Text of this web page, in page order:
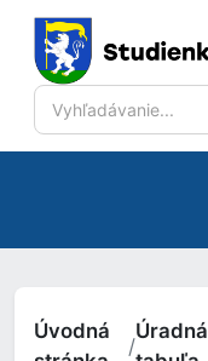
Úvodná
/
Úradná